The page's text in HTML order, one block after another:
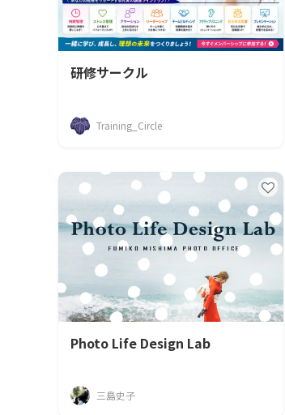
研修サークル
Training_Circle
Photo Life Design Lab
三島史子